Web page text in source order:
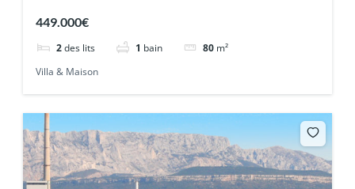
449.000€
2 des lits 1 bain 80 m²
Villa & Maison